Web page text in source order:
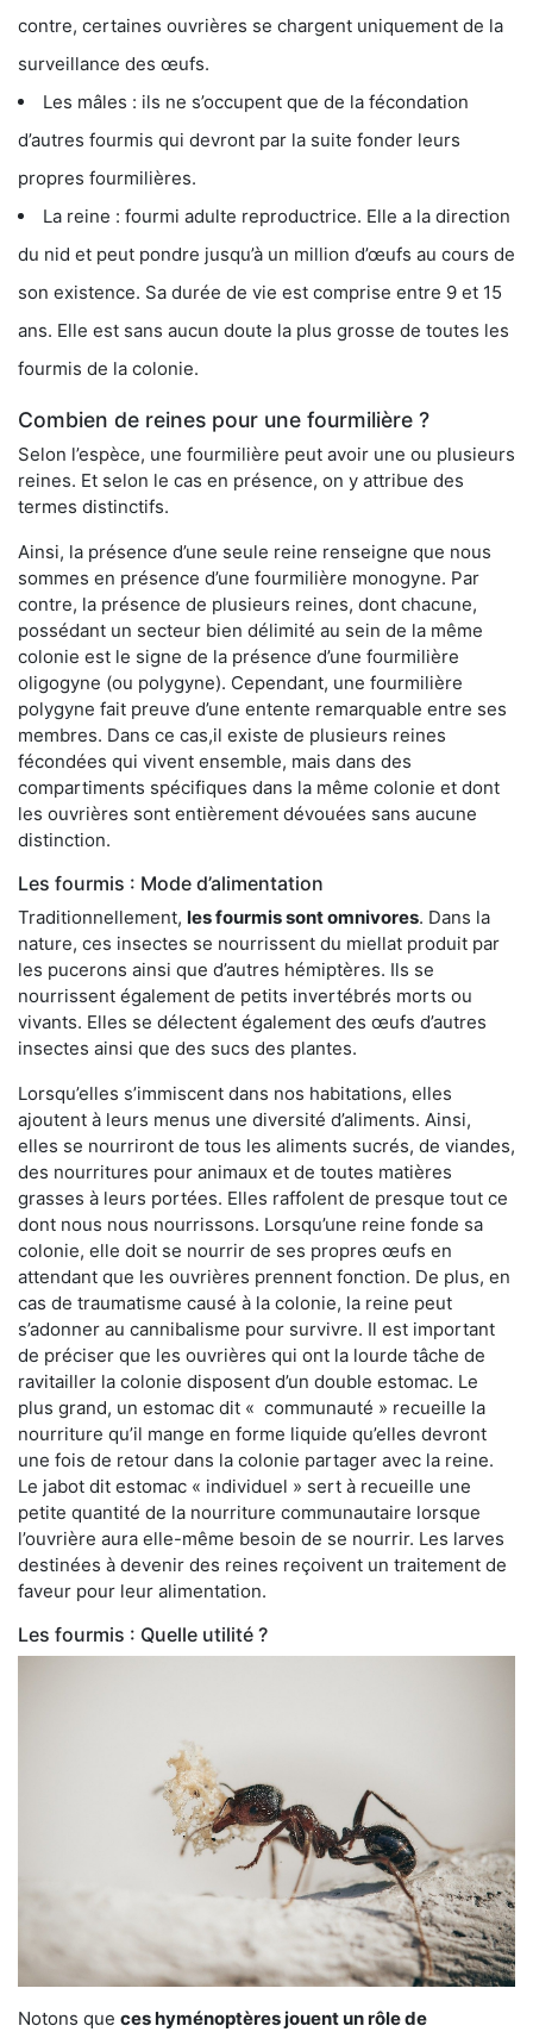
contre, certaines ouvrières se chargent uniquement de la
surveillance des œufs.
Les mâles : ils ne s’occupent que de la fécondation
d’autres fourmis qui devront par la suite fonder leurs
propres fourmilières.
La reine : fourmi adulte reproductrice. Elle a la direction
du nid et peut pondre jusqu’à un million d’œufs au cours de
son existence. Sa durée de vie est comprise entre 9 et 15
ans. Elle est sans aucun doute la plus grosse de toutes les
fourmis de la colonie.
Combien de reines pour une fourmilière ?
Selon l’espèce, une fourmilière peut avoir une ou plusieurs
reines. Et selon le cas en présence, on y attribue des
termes distinctifs.
Ainsi, la présence d’une seule reine renseigne que nous
sommes en présence d’une fourmilière monogyne. Par
contre, la présence de plusieurs reines, dont chacune,
possédant un secteur bien délimité au sein de la même
colonie est le signe de la présence d’une fourmilière
oligogyne (ou polygyne). Cependant, une fourmilière
polygyne fait preuve d’une entente remarquable entre ses
membres. Dans ce cas,il existe de plusieurs reines
fécondées qui vivent ensemble, mais dans des
compartiments spécifiques dans la même colonie et dont
les ouvrières sont entièrement dévouées sans aucune
distinction.
Les fourmis : Mode d’alimentation
Traditionnellement, les fourmis sont omnivores. Dans la
nature, ces insectes se nourrissent du miellat produit par
les pucerons ainsi que d’autres hémiptères. Ils se
nourrissent également de petits invertébrés morts ou
vivants. Elles se délectent également des œufs d’autres
insectes ainsi que des sucs des plantes.
Lorsqu’elles s’immiscent dans nos habitations, elles
ajoutent à leurs menus une diversité d’aliments. Ainsi,
elles se nourriront de tous les aliments sucrés, de viandes,
des nourritures pour animaux et de toutes matières
grasses à leurs portées. Elles raffolent de presque tout ce
dont nous nous nourrissons. Lorsqu’une reine fonde sa
colonie, elle doit se nourrir de ses propres œufs en
attendant que les ouvrières prennent fonction. De plus, en
cas de traumatisme causé à la colonie, la reine peut
s’adonner au cannibalisme pour survivre. Il est important
de préciser que les ouvrières qui ont la lourde tâche de
ravitailler la colonie disposent d’un double estomac. Le
plus grand, un estomac dit « communauté » recueille la
nourriture qu’il mange en forme liquide qu’elles devront
une fois de retour dans la colonie partager avec la reine.
Le jabot dit estomac « individuel » sert à recueille une
petite quantité de la nourriture communautaire lorsque
l’ouvrière aura elle-même besoin de se nourrir. Les larves
destinées à devenir des reines reçoivent un traitement de
faveur pour leur alimentation.
Les fourmis : Quelle utilité ?
Notons que ces hyménoptères jouent un rôle de